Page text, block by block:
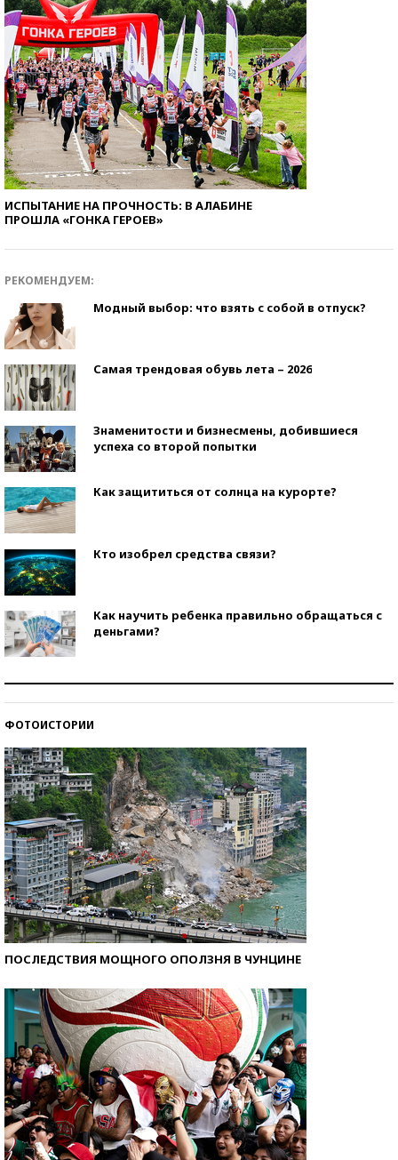
ИСПЫТАНИЕ НА ПРОЧНОСТЬ: В АЛАБИНЕ
ПРОШЛА «ГОНКА ГЕРОЕВ»
РЕКОМЕНДУЕМ:
Модный выбор: что взять с собой в отпуск?
Самая трендовая обувь лета – 2026
Знаменитости и бизнесмены, добившиеся
успеха со второй попытки
Как защититься от солнца на курорте?
Кто изобрел средства связи?
Как научить ребенка правильно обращаться с
деньгами?
ФОТОИСТОРИИ
ПОСЛЕДСТВИЯ МОЩНОГО ОПОЛЗНЯ В ЧУНЦИНЕ